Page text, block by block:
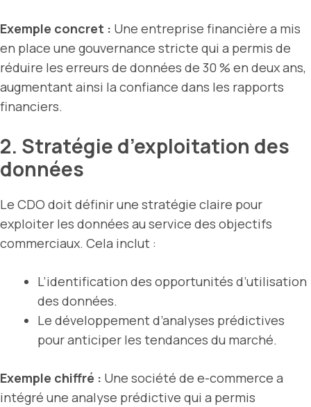
Exemple concret : Une entreprise financière a mis
en place une gouvernance stricte qui a permis de
réduire les erreurs de données de 30 % en deux ans,
augmentant ainsi la confiance dans les rapports
financiers.
2. Stratégie d’exploitation des
données
Le CDO doit définir une stratégie claire pour
exploiter les données au service des objectifs
commerciaux. Cela inclut :
L’identification des opportunités d’utilisation
des données.
Le développement d’analyses prédictives
pour anticiper les tendances du marché.
Exemple chiffré : Une société de e-commerce a
intégré une analyse prédictive qui a permis